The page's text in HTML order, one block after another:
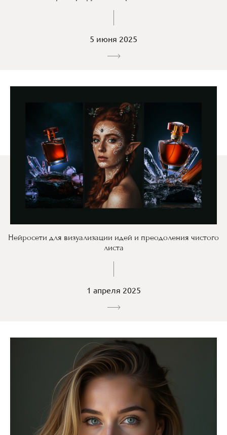
5 июня 2025
Нейросети для визуализации идей и преодоления чистого
листа
1 апреля 2025